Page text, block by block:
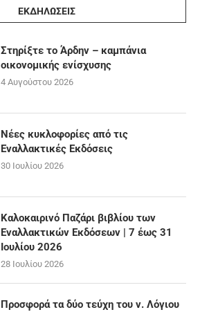
ΕΚΔΗΛΩΣΕΙΣ
Στηρίξτε το Άρδην – καμπάνια
οικονομικής ενίσχυσης
4 Αυγούστου 2026
Νέες κυκλοφορίες από τις
Εναλλακτικές Εκδόσεις
30 Ιουλίου 2026
Καλοκαιρινό Παζάρι βιβλίου των
Εναλλακτικών Εκδόσεων | 7 έως 31
Ιουλίου 2026
28 Ιουλίου 2026
Προσφορά τα δύο τεύχη του ν. Λόγιου